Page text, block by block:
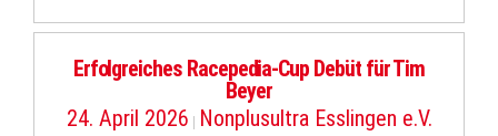
Erfolgreiches Racepedia-Cup Debüt für Tim
Beyer
24. April 2026 | Nonplusultra Esslingen e.V.